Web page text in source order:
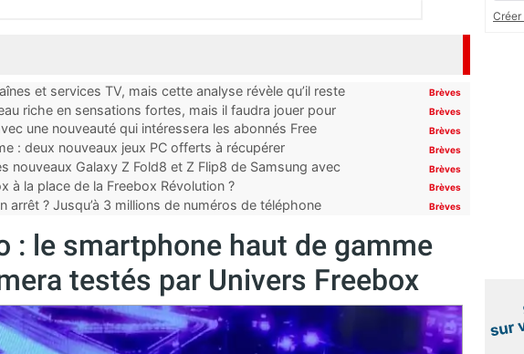
et services TV, mais cette analyse révèle qu’il reste
Brèves
riche en sensations fortes, mais il faudra jouer pour
Brèves
une nouveauté qui intéressera les abonnés Free
Brèves
: deux nouveaux jeux PC offerts à récupérer Brèves
nouveaux Galaxy Z Fold8 et Z Flip8 de Samsung avec
Brèves
à la place de la Freebox Révolution ? Brèves
arrêt ? Jusqu’à 3 millions de numéros de téléphone
Brèves
: le smartphone haut de gamme
testés par Univers Freebox